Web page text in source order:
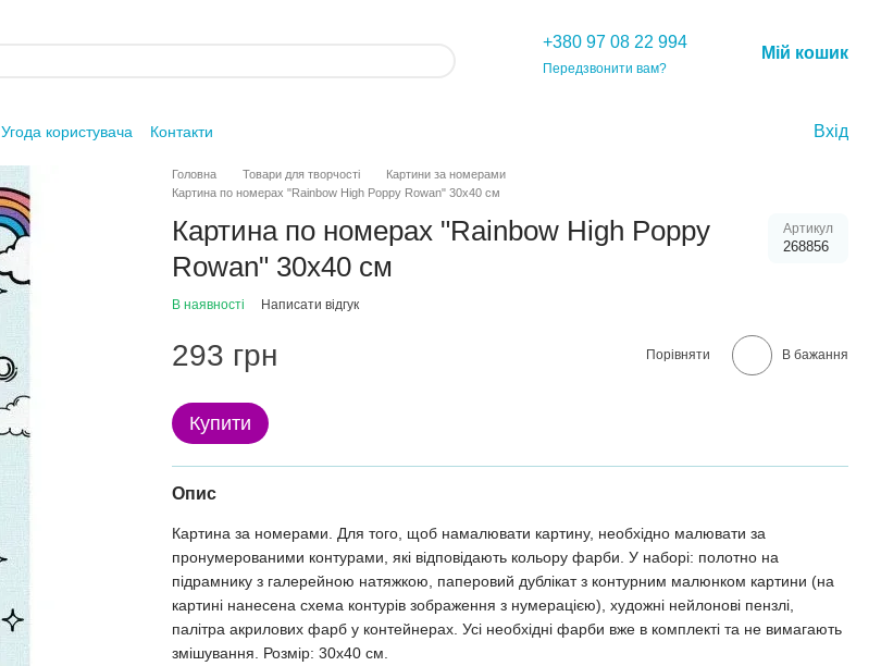
+380 97 08 22 994
Передзвонити вам?
Мій кошик
Угода користувача Контакти Вхід
Головна Товари для творчості
Картини за номерами
Картина по номерах "Rainbow High Poppy Rowan" 30х40 см
Картина по номерах "Rainbow High Poppy
Rowan" 30х40 см
Артикул
268856
В наявності Написати відгук
293 грн Порівняти В бажання
Купити
Опис
Картина за номерами. Для того, щоб намалювати картину, необхідно малювати за
пронумерованими контурами, які відповідають кольору фарби. У наборі: полотно на
підрамнику з галерейною натяжкою, паперовий дублікат з контурним малюнком картини (на
картині нанесена схема контурів зображення з нумерацією), художні нейлонові пензлі,
палітра акрилових фарб у контейнерах. Усі необхідні фарби вже в комплекті та не вимагають
змішування. Розмір: 30х40 см.